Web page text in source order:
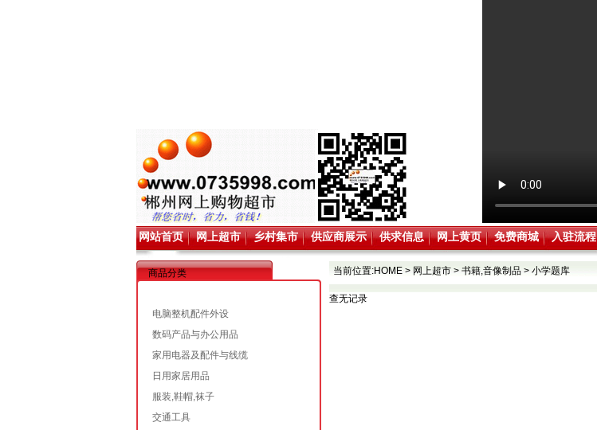
网站首页 网上超市 乡村集市 供应商展示 供求信息 网上黄页 免费商城 入驻流程
商品分类
电脑整机配件外设
数码产品与办公用品
家用电器及配件与线缆
日用家居用品
服装,鞋帽,袜子
交通工具
当前位置:HOME> 网上超市> 书籍,音像制品> 小学题库
查无记录